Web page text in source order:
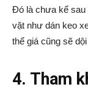
Đó là chưa kể sau
vặt như dán keo
thể giá cũng sẽ dội
4. Tham